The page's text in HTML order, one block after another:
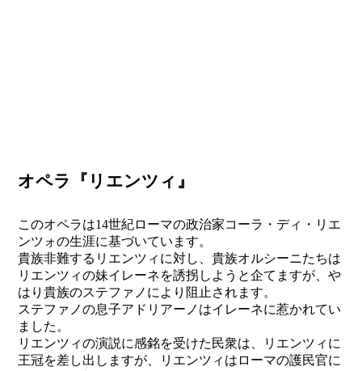
オペラ『リエンツィ』
このオペラは14世紀ローマの政治家コーラ・ディ・リエ
ンツォの生涯に基づいています。
貴族非難するリエンツィに対し、貴族オルシーニたちは
リエンツィの妹イレーネを誘拐しようと企てますが、や
はり貴族のステファノにより阻止されます。
ステファノの息子アドリアーノはイレーネに惹かれてい
ました。
リエンツィの演説に感銘を受けた民衆は、リエンツィに
王冠を差し出しますが、リエンツィはローマの護民官に